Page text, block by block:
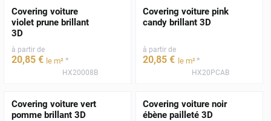
Covering voiture
violet prune brillant
3D
à partir de
20,85 € le m² *
HX20008B
Covering voiture pink
candy brillant 3D
à partir de
20,85 € le m²*
HX20PCAB
Covering voiture vert
pomme brillant 3D
Covering voiture noir
ébène pailleté 3D